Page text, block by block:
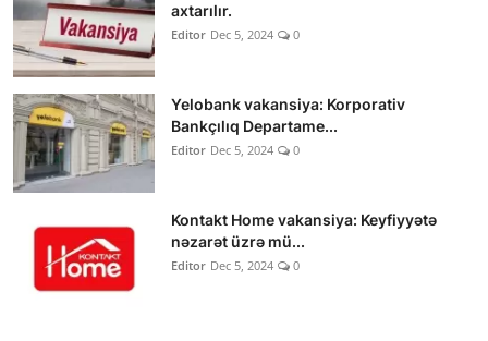
axtarılır.
Editor Dec 5, 2024 0
Yelobank vakansiya: Korporativ
Bankçılıq Departame...
Editor Dec 5, 2024 0
Kontakt Home vakansiya: Keyfiyyətə
nəzarət üzrə mü...
Editor Dec 5, 2024 0